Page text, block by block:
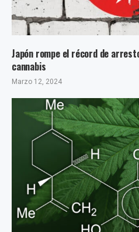
Japón rompe el récord de
cannabis
Marzo 12, 2024